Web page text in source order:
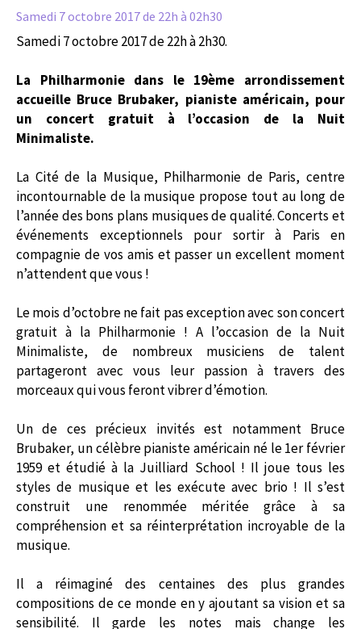
Samedi 7 octobre 2017de 22h à 02h30
Samedi 7 octobre 2017 de 22h à 2h30.
La Philharmonie dans le 19ème arrondissement
accueille Bruce Brubaker, pianiste américain, pour
un concert gratuit à l’occasion de la Nuit
Minimaliste.
La Cité de la Musique, Philharmonie de Paris, centre
incontournable de la musique propose tout au long de
l’année des bons plans musiques de qualité. Concerts et
événements exceptionnels pour sortir à Paris en
compagnie de vos amis et passer un excellent moment
n’attendent que vous !
Le mois d’octobre ne fait pas exception avec son concert
gratuit à la Philharmonie ! A l’occasion de la Nuit
Minimaliste, de nombreux musiciens de talent
partageront avec vous leur passion à travers des
morceaux qui vous feront vibrer d’émotion.
Un de ces précieux invités est notamment Bruce
Brubaker, un célèbre pianiste américain né le 1er février
1959 et étudié à la Juilliard School ! Il joue tous les
styles de musique et les exécute avec brio ! Il s’est
construit une renommée méritée grâce à sa
compréhension et sa réinterprétation incroyable de la
musique.
Il a réimaginé des centaines des plus grandes
compositions de ce monde en y ajoutant sa vision et sa
sensibilité. Il garde les notes mais change les